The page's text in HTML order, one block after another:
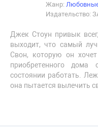
Жанр:
Издательство:
Джек Стоун привык
выходит, что самый
Свон, которую он
приобретенного
состоянии работать.
она пытается вылечить